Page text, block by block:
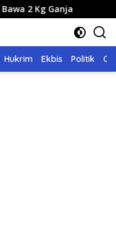
Seleksi Calon
Hukrim Ekbis Politik